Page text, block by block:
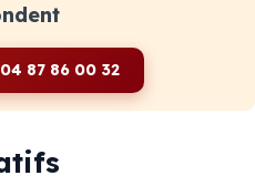
87 86 00 32